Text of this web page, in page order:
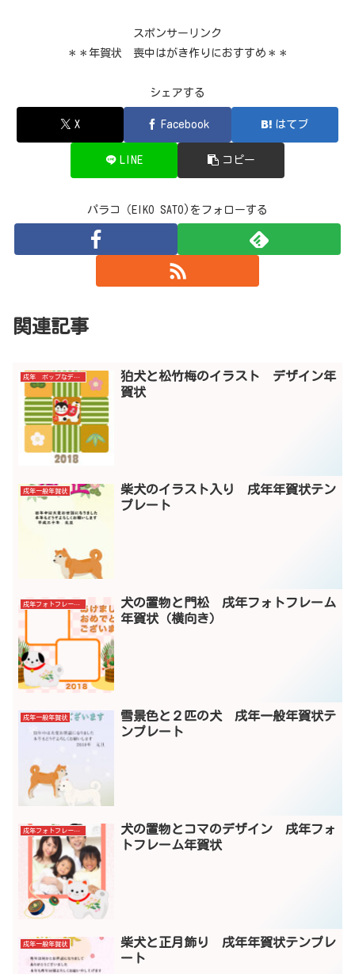
スポンサーリンク
＊＊年賀状 喪中はがき作りにおすすめ＊＊
シェアする
X Facebook はてブ
LINE コピー
パラコ（EIKO SATO)をフォローする
関連記事
戌年 ポップなデザイン年賀状
狛犬と松竹梅のイラスト デザイン年
賀状
戌年一般年賀状
柴犬のイラスト入り 戌年年賀状テン
プレート
戌年フォトフレーム年賀状
犬の置物と門松 戌年フォトフレーム
年賀状（横向き）
戌年一般年賀状
雪景色と２匹の犬 戌年一般年賀状テ
ンプレート
戌年フォトフレーム年賀状
犬の置物とコマのデザイン 戌年フォ
トフレーム年賀状
戌年一般年賀状
柴犬と正月飾り 戌年年賀状テンプレ
ート